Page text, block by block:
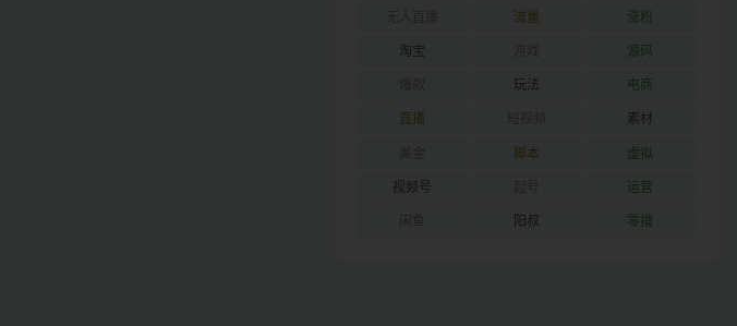
流量 涨粉
淘宝 源码
玩法 电商
直播 素材
脚本 虚拟
视频号 运营
阳叔 零撸